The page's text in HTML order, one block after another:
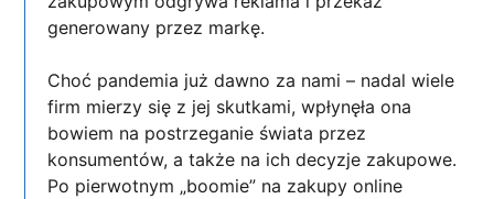
generowany przez markę.
Choć pandemia już dawno za nami – nadal wiele
firm mierzy się z jej skutkami, wpłynęła ona
bowiem na postrzeganie świata przez
konsumentów, a także na ich decyzje zakupowe.
Po pierwotnym „boomie” na zakupy online